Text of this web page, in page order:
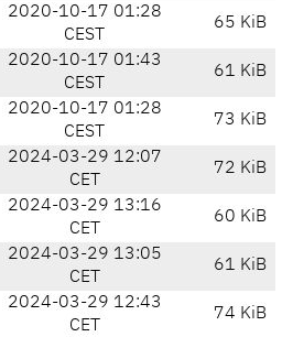
2020-10-17 01:28
CEST
65 KiB
2020-10-17 01:43
CEST
61 KiB
2020-10-17 01:28
CEST
73 KiB
2024-03-29 12:07
CET
72 KiB
2024-03-29 13:16
CET
60 KiB
2024-03-29 13:05
CET
61 KiB
2024-03-29 12:43
CET
74 KiB